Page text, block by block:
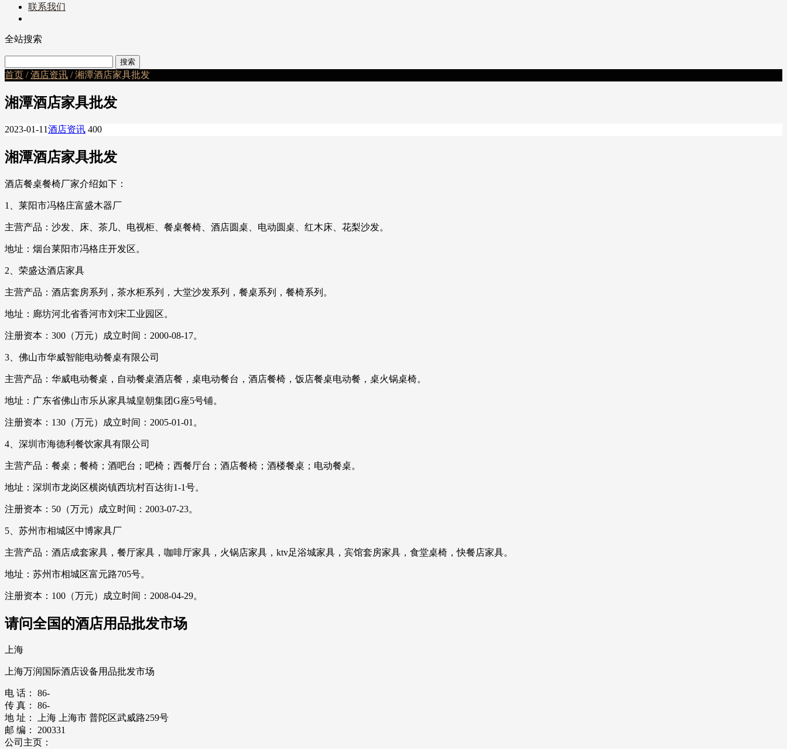
联系我们
全站搜索
首页 /酒店资讯 / 湘潭酒店家具批发
湘潭酒店家具批发
2023-01-11酒店资讯 400
湘潭酒店家具批发
酒店餐桌餐椅厂家介绍如下：
1、莱阳市冯格庄富盛木器厂
主营产品：沙发、床、茶几、电视柜、餐桌餐椅、酒店圆桌、电动圆桌、红木床、花梨沙发。
地址：烟台莱阳市冯格庄开发区。
2、荣盛达酒店家具
主营产品：酒店套房系列，茶水柜系列，大堂沙发系列，餐桌系列，餐椅系列。
地址：廊坊河北省香河市刘宋工业园区。
注册资本：300（万元）成立时间：2000-08-17。
3、佛山市华威智能电动餐桌有限公司
主营产品：华威电动餐桌，自动餐桌酒店餐，桌电动餐台，酒店餐椅，饭店餐桌电动餐，桌火锅桌椅。
地址：广东省佛山市乐从家具城皇朝集团G座5号铺。
注册资本：130（万元）成立时间：2005-01-01。
4、深圳市海德利餐饮家具有限公司
主营产品：餐桌；餐椅；酒吧台；吧椅；西餐厅台；酒店餐椅；酒楼餐桌；电动餐桌。
地址：深圳市龙岗区横岗镇西坑村百达街1-1号。
注册资本：50（万元）成立时间：2003-07-23。
5、苏州市相城区中博家具厂
主营产品：酒店成套家具，餐厅家具，咖啡厅家具，火锅店家具，ktv足浴城家具，宾馆套房家具，食堂桌椅，快餐店家具。
地址：苏州市相城区富元路705号。
注册资本：100（万元）成立时间：2008-04-29。
请问全国的酒店用品批发市场
上海
上海万润国际酒店设备用品批发市场
电 话： 86-
传 真： 86-
地 址： 上海 上海市 普陀区武威路259号
邮 编： 200331
公司主页：